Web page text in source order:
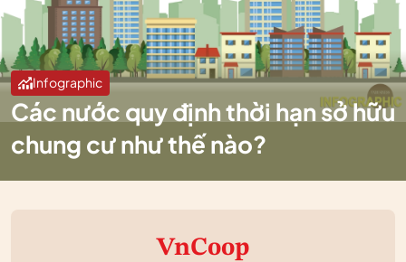
Infographic
Các nước quy định thời hạn sở hữu
chung cư như thế nào?
VnCoop